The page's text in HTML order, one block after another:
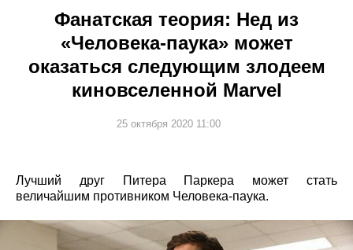
Фанатская теория: Нед из
«Человека-паука» может
оказаться следующим злодеем
киновселенной Marvel
25 октября 2020 11:00
Лучший друг Питера Паркера может стать
величайшим противником Человека-паука.